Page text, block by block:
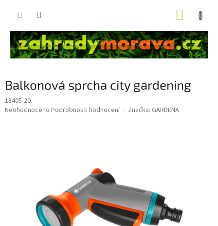
Balkonová sprcha city gardening
18405-20
Průměrné
Neohodnoceno Podrobnosti hodnocení Značka: GARDENA